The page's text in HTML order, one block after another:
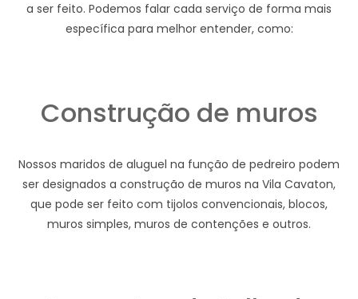
a ser feito. Podemos falar cada serviço de forma mais
específica para melhor entender, como:
Construção de muros
Nossos maridos de aluguel na função de pedreiro podem
ser designados a construção de muros na Vila Cavaton,
que pode ser feito com tijolos convencionais, blocos,
muros simples, muros de contenções e outros.